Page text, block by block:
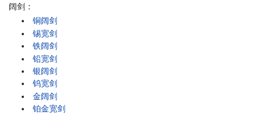
阔剑：
铜阔剑
锡宽剑
铁阔剑
铅宽剑
银阔剑
钨宽剑
金阔剑
铂金宽剑